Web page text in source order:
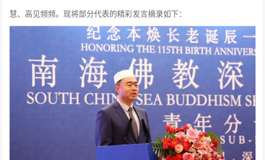
慧、高见频频。现将部分代表的精彩发言摘录如下：